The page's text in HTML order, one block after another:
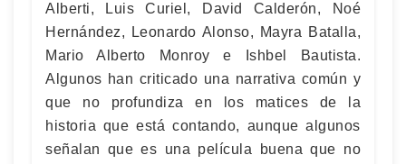
Alberti, Luis Curiel, David Calderón, Noé
Hernández, Leonardo Alonso, Mayra Batalla,
Mario Alberto Monroy e Ishbel Bautista.
Algunos han criticado una narrativa común y
que no profundiza en los matices de la
historia que está contando, aunque algunos
señalan que es una película buena que no